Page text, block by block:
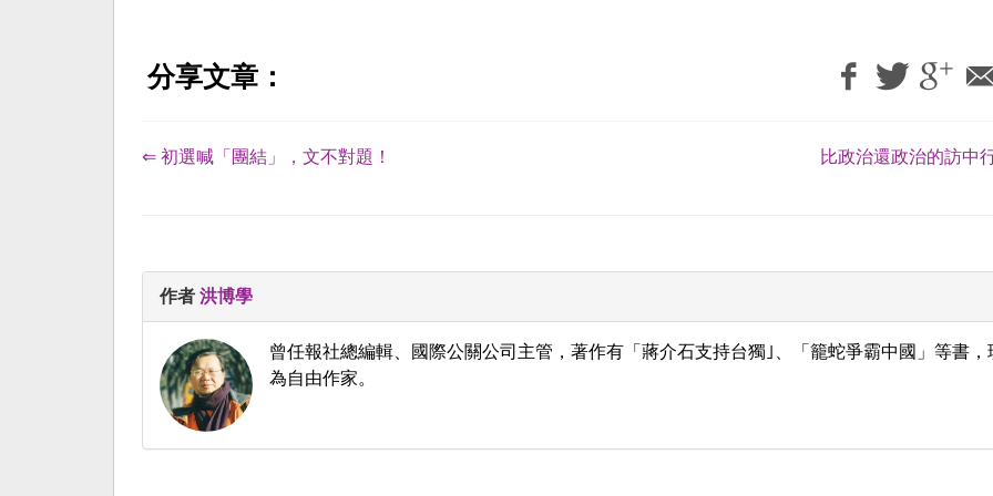
分享文章：
⇐ 初選喊「團結」，文不對題！ 比政治還政治的訪中
作者 洪博學
曾任報社總編輯、國際公關公司主管，著作有「蔣介石支持台獨｣、「籠蛇爭霸中國」等書，
為自由作家。